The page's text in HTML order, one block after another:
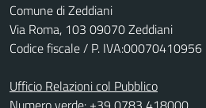
Comune di Zeddiani
Via Roma, 103 09070 Zeddiani
Codice fiscale / P. IVA:00070410956
Ufficio Relazioni col Pubblico